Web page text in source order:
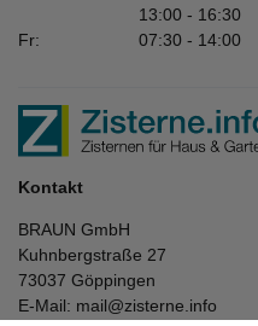
13:00 - 16:30
Fr:
07:30 - 14:00
Kontakt
BRAUN GmbH
Kuhnbergstraße 27
73037 Göppingen
E-Mail: mail@zisterne.info